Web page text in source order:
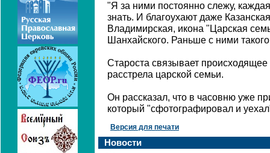
"Я за ними постоянно слежу,
знать. И благоухают даже
Владимирская, икона "Царская
Шанхайского. Раньше с ними
Староста связывает происходящее
расстрела царской семьи.
Он рассказал, что в часовню уже
который "сфотографировал и
Версия для печати
Новости